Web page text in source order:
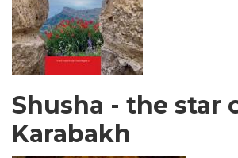
Shusha - the star
Karabakh